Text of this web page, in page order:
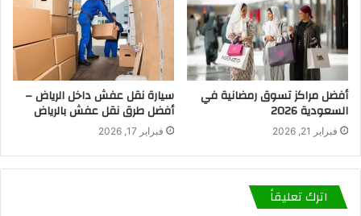
أفضل مراكز تسوق رمضانية في
السعودية 2026
فبراير 21, 2026
سيارة نقل عفش داخل الرياض –
أفضل طرق نقل عفش بالرياض
فبراير 17, 2026
اترك تعليقاً